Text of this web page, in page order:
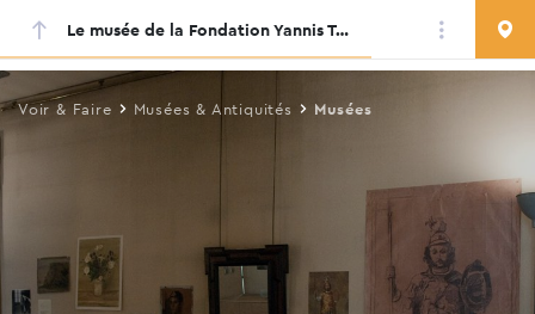
Skip
main
Voir & Faire Musées & Antiquités Musées
Le musée de la Fondation Yannis Tsarouchis